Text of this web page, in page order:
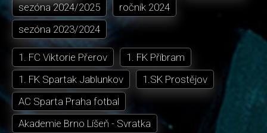
sezóna 2024/2025 ročník 2024
sezóna 2023/2024
1. FC Viktorie Přerov
1. FK Příbram
1. FK Spartak Jablunkov
1.SK Prostějov
AC Sparta Praha fotbal
Akademie Brno Líšeň - Svratka